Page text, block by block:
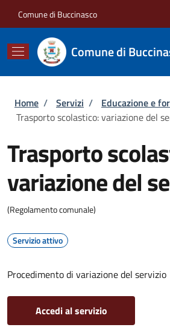
Comune di Buccinasco
Comune di
Briciole di pane
Home / Servizi / Educazione e
Trasporto scolastico: variazione del
Trasporto
variazione del
(Regolamento comunale)
Servizio attivo
Procedimento di variazione del servizio
Accedi al servizio